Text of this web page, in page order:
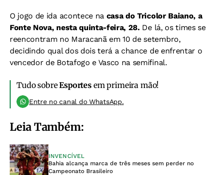
O jogo de ida acontece na casa do Tricolor Baiano, a
Fonte Nova, nesta quinta-feira, 28. De lá, os times se
reencontram no Maracanã em 10 de setembro,
decidindo qual dos dois terá a chance de enfrentar o
vencedor de Botafogo e Vasco na semifinal.
Tudo sobreEsportesem primeira mão!
Entre no canal do WhatsApp.
Leia Também:
INVENCÍVEL
Bahia alcança marca de três meses sem perder no
Campeonato Brasileiro